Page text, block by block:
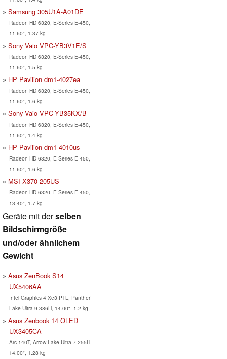
Samsung 305U1A-A01DE
Radeon HD 6320, E-Series E-450,
11.60", 1.37 kg
Sony Vaio VPC-YB3V1E/S
Radeon HD 6320, E-Series E-450,
11.60", 1.5 kg
HP Pavilion dm1-4027ea
Radeon HD 6320, E-Series E-450,
11.60", 1.6 kg
Sony Vaio VPC-YB35KX/B
Radeon HD 6320, E-Series E-450,
11.60", 1.4 kg
HP Pavilion dm1-4010us
Radeon HD 6320, E-Series E-450,
11.60", 1.6 kg
MSI X370-205US
Radeon HD 6320, E-Series E-450,
13.40", 1.7 kg
Geräte mit derselben
Bildschirmgröße
und/oder ähnlichem
Gewicht
Asus ZenBook S14
UX5406AA
Intel Graphics 4 Xe3 PTL, Panther
Lake Ultra 9 386H, 14.00", 1.2 kg
Asus Zenbook 14 OLED
UX3405CA
Arc 140T, Arrow Lake Ultra 7 255H,
14.00", 1.28 kg